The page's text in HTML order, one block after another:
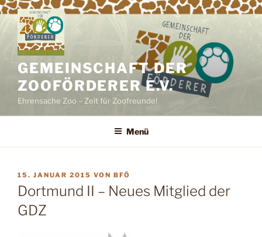
Zum
Inhalt
springen
GEMEINSCHAFT DER
ZOOFÖRDERER E.V.
Ehrensache Zoo – Zeit für Zoofreunde!
Menü
VERÖFFENTLICHT
AM
15. JANUAR 2015 VON BFÖ
Dortmund II – Neues Mitglied der
GDZ